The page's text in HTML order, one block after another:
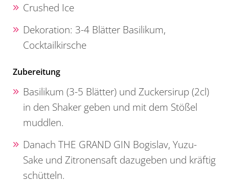
Crushed Ice
Dekoration: 3-4 Blätter Basilikum,
Cocktailkirsche
Zubereitung
Basilikum (3-5 Blätter) und Zuckersirup (2cl)
in den Shaker geben und mit dem Stößel
muddlen.
Danach THE GRAND GIN Bogislav, Yuzu-
Sake und Zitronensaft dazugeben und kräftig
schütteln.